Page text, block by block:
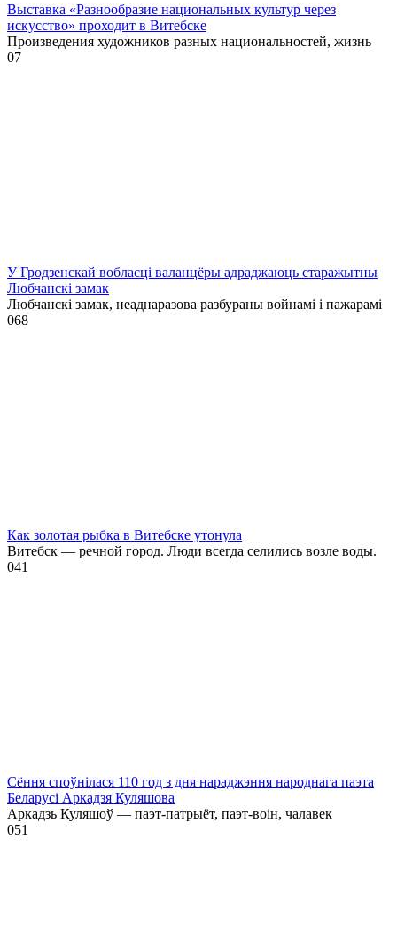
Выставка «Разнообразие национальных культур через
искусство» проходит в Витебске
Произведения художников разных национальностей, жизнь
07
У Гродзенскай вобласці валанцёры адраджаюць старажытны
Любчанскі замак
Любчанскі замак, неаднаразова разбураны войнамі і пажарамі
068
Как золотая рыбка в Витебске утонула
Витебск — речной город. Люди всегда селились возле воды.
041
Сёння споўнілася 110 год з дня нараджэння народнага паэта
Беларусі Аркадзя Куляшова
Аркадзь Куляшоў — паэт-патрыёт, паэт-воін, чалавек
051